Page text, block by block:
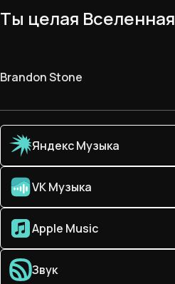
Ты целая Вселенная
Brandon Stone
Яндекс Музыка
VK Музыка
Apple Music
Звук